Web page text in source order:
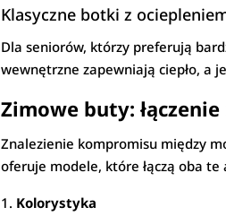
Klasyczne botki z
Dla seniorów, którzy preferują
wewnętrzne zapewniają ciepło, a
Zimowe buty:
Znalezienie kompromisu między
oferuje modele, które łączą oba te
Kolorystyka